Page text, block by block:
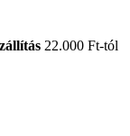
22.000 Ft-tól